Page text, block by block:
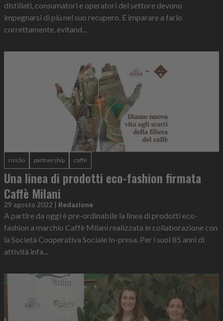
distillati, consumatori e operatori del settore devono
impegnarsi di più nel suo recupero. E imparare a farlo
correttamente, evitand...
riciclo partnership caffè
Una linea di prodotti eco-fashion firmata
Caffè Milani
29 agosto 2022 | Redazione
A partire da oggi è pre-ordinabile la linea di prodotti eco-
fashion a marchio Caffè Milani realizzata in collaborazione con
la Società Cooperativa Sociale In-presa. Per i suoi 85 anni di
attività infa...